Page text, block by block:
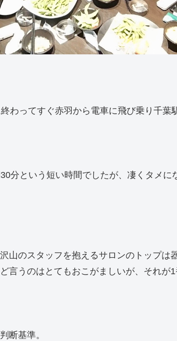
わってすぐ赤羽から電車に飛び乗り千葉
分という短い時間でしたが、凄くタメに
山のスタッフを抱えるサロンのトップは
言うのはとてもおこがましいが、それが1
断基準。